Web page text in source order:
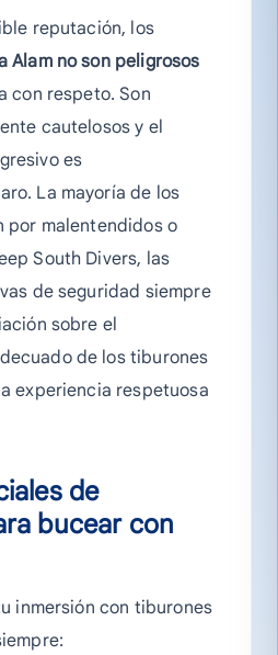
reputación, los
Alam no son peligrosos
con respeto. Son
cautelosos y el
es
La mayoría de los
por malentendidos o
South Divers, las
de seguridad siempre
sobre el
de los tiburones
experiencia respetuosa
de
bucear con
inmersión con tiburones